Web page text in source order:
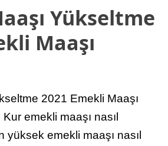
Yükseltme
Maaşı
2021 Emekli Maaşı
emekli maaşı nasıl
yüksek emekli maaşı nasıl